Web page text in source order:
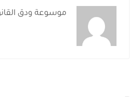
موسوعة ودق